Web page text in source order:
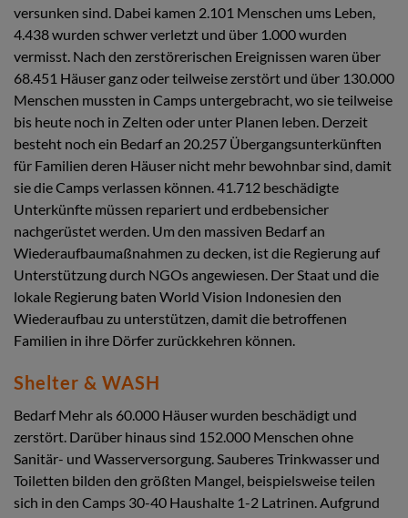
versunken sind. Dabei kamen 2.101 Menschen ums Leben,
4.438 wurden schwer verletzt und über 1.000 wurden
vermisst. Nach den zerstörerischen Ereignissen waren über
68.451 Häuser ganz oder teilweise zerstört und über 130.000
Menschen mussten in Camps untergebracht, wo sie teilweise
bis heute noch in Zelten oder unter Planen leben. Derzeit
besteht noch ein Bedarf an 20.257 Übergangsunterkünften
für Familien deren Häuser nicht mehr bewohnbar sind, damit
sie die Camps verlassen können. 41.712 beschädigte
Unterkünfte müssen repariert und erdbebensicher
nachgerüstet werden. Um den massiven Bedarf an
Wiederaufbaumaßnahmen zu decken, ist die Regierung auf
Unterstützung durch NGOs angewiesen. Der Staat und die
lokale Regierung baten World Vision Indonesien den
Wiederaufbau zu unterstützen, damit die betroffenen
Familien in ihre Dörfer zurückkehren können.
Shelter & WASH
Bedarf Mehr als 60.000 Häuser wurden beschädigt und
zerstört. Darüber hinaus sind 152.000 Menschen ohne
Sanitär- und Wasserversorgung. Sauberes Trinkwasser und
Toiletten bilden den größten Mangel, beispielsweise teilen
sich in den Camps 30-40 Haushalte 1-2 Latrinen. Aufgrund